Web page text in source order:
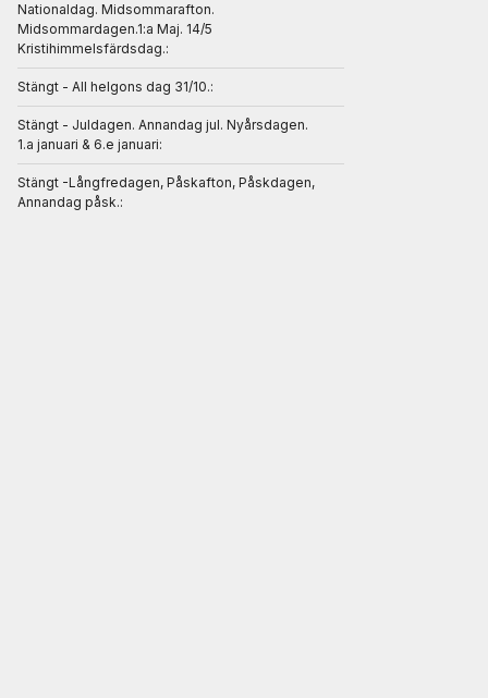
Nationaldag. Midsommarafton.
Midsommardagen.1:a Maj. 14/5
Kristihimmelsfärdsdag.:
Stängt - All helgons dag 31/10.:
Stängt - Juldagen. Annandag jul. Nyårsdagen.
1.a januari & 6.e januari:
Stängt -Långfredagen, Påskafton, Påskdagen,
Annandag påsk.: